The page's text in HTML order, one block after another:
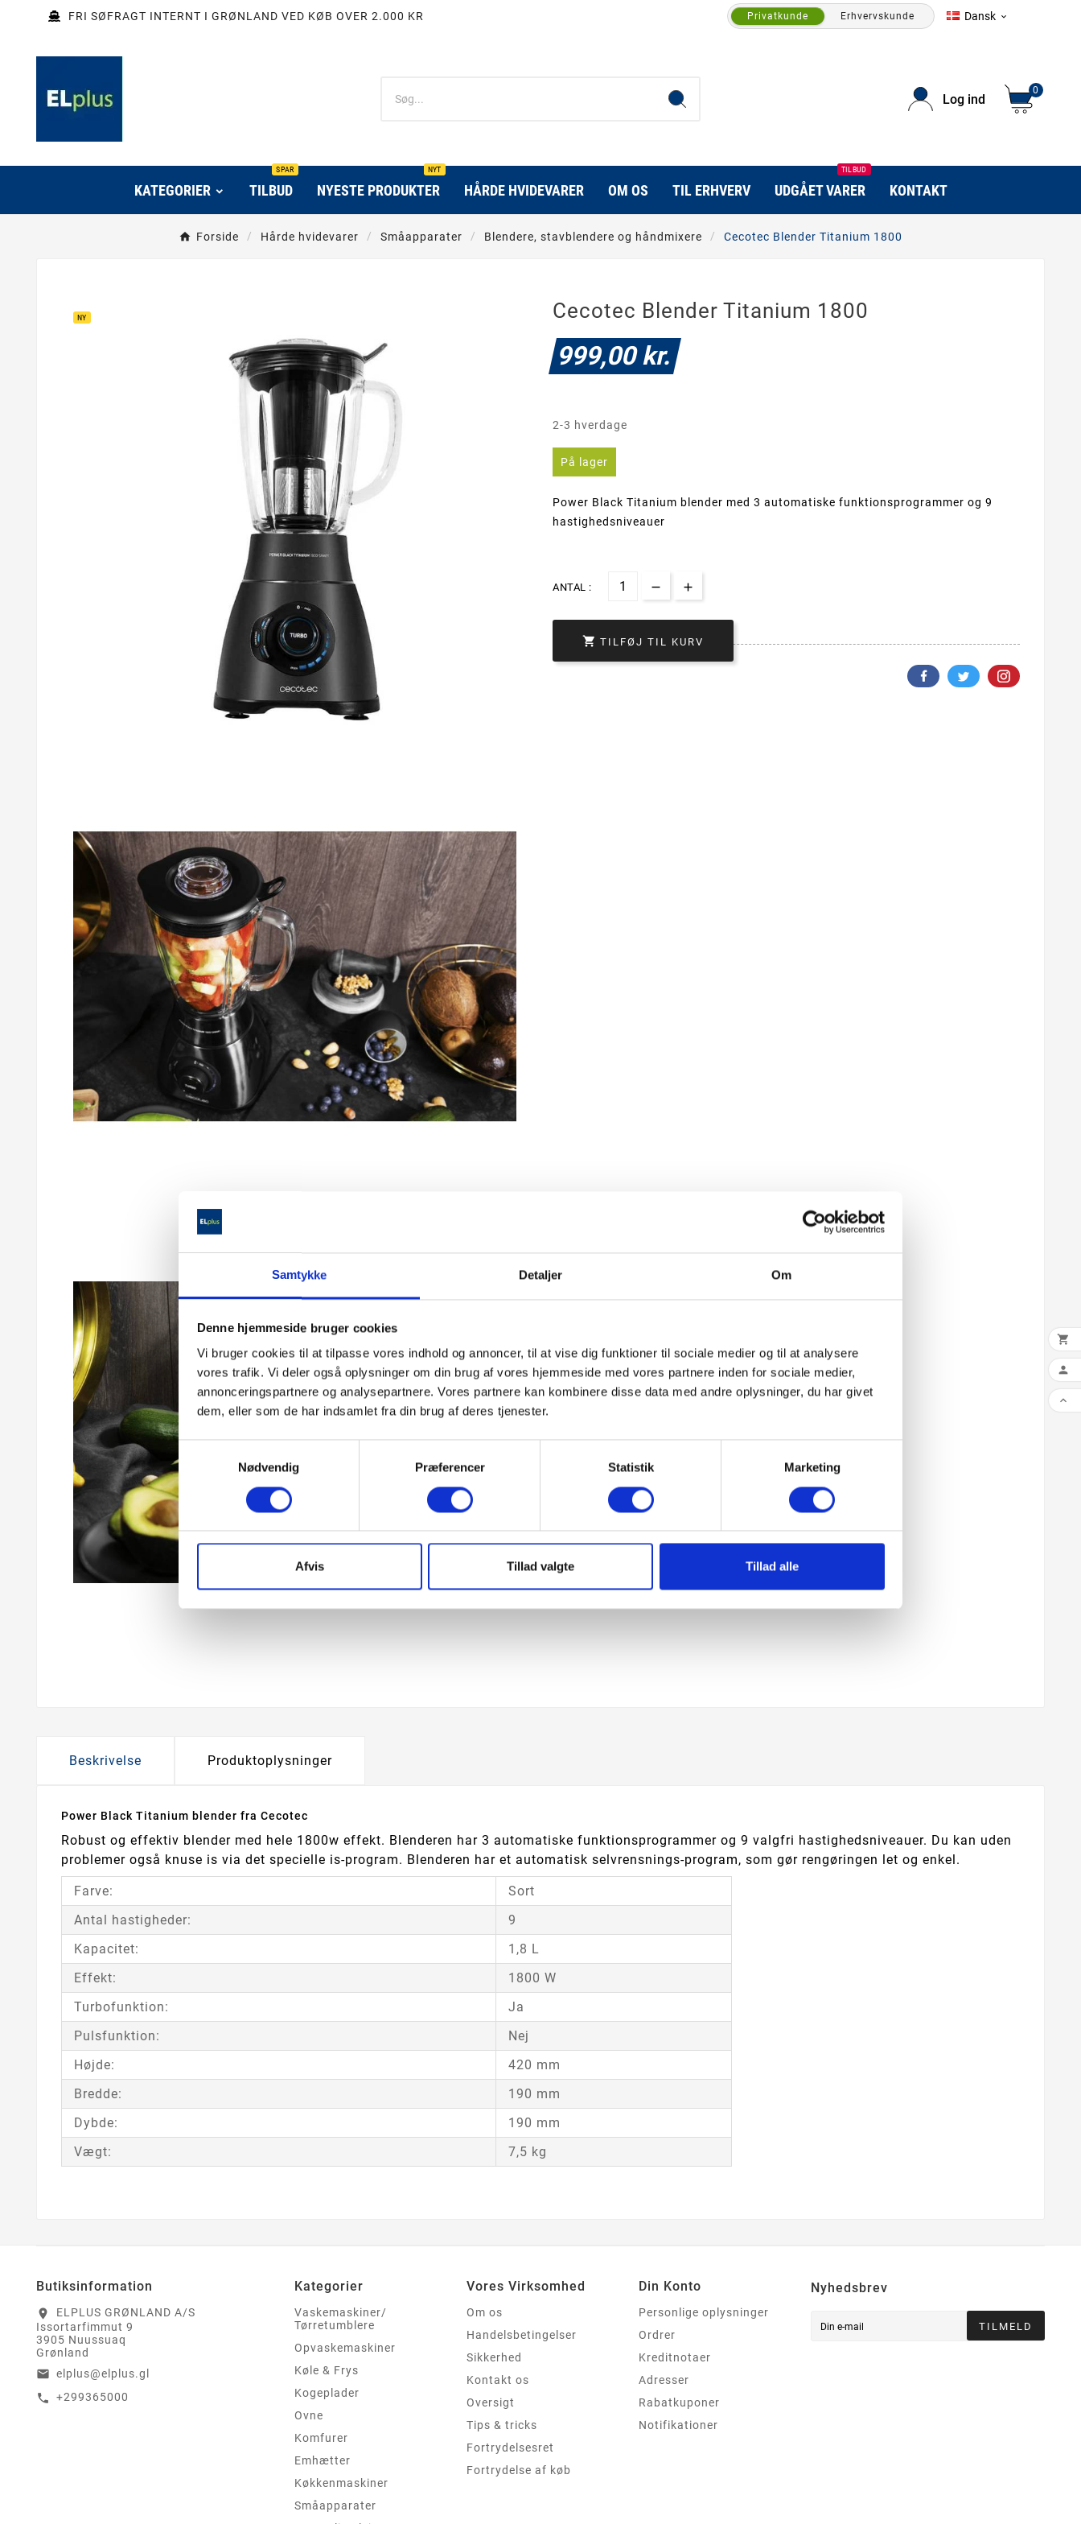
Samtykke Detaljer Om
Denne hjemmeside bruger cookies
Vi bruger cookies til at tilpasse vores indhold og annoncer, til at vise dig funktioner til sociale medier og til at analysere
vores trafik. Vi deler også oplysninger om din brug af vores hjemmeside med vores partnere inden for sociale medier,
annonceringspartnere og analysepartnere. Vores partnere kan kombinere disse data med andre oplysninger, du har givet
dem, eller som de har indsamlet fra din brug af deres tjenester.
Nødvendig
Præferencer Statistik Marketing
Afvis Tillad valgte Tillad alle
FRI SØFRAGT INTERNT I GRØNLAND VED KØB OVER 2.000 KR Privatkunde Erhvervskunde Dansk 
Log ind
0
KATEGORIER TILBUD
SPAR
NYESTE PRODUKTER
NYT
HÅRDE HVIDEVARER OM OS TIL ERHVERV UDGÅET VARER
TILBUD
KONTAKT
Forside Hårde hvidevarer Småapparater Blendere, stavblendere og håndmixere Cecotec Blender Titanium 1800
NY Cecotec Blender Titanium 1800
999,00 kr.
2-3 hverdage
På lager
Power Black Titanium blender med 3 automatiske funktionsprogrammer og 9
hastighedsniveauer
ANTAL :
 TILFØJ TIL KURV
Beskrivelse Produktoplysninger
Power Black Titanium blender fra Cecotec
Robust og effektiv blender med hele 1800w effekt. Blenderen har 3 automatiske funktionsprogrammer og 9 valgfri hastighedsniveauer. Du kan uden
problemer også knuse is via det specielle is-program. Blenderen har et automatisk selvrensnings-program, som gør rengøringen let og enkel.
Farve:
Sort
Antal hastigheder:
9
Kapacitet:
1,8 L
Effekt:
1800 W
Turbofunktion:
Ja
Pulsfunktion:
Nej
Højde:
420 mm
Bredde:
190 mm
Dybde:
190 mm
Vægt:
7,5 kg
Butiksinformation
location_on
ELPLUS GRØNLAND A/S
Issortarfimmut 9
3905 Nuussuaq
Grønland
email elplus@elplus.gl
call +299365000
Kategorier
Vaskemaskiner/
Tørretumblere
Opvaskemaskiner
Køle & Frys
Kogeplader
Ovne
Komfurer
Emhætter
Køkkenmaskiner
Småapparater
Vores Virksomhed
Om os
Handelsbetingelser
Sikkerhed
Kontakt os
Oversigt
Tips & tricks
Fortrydelsesret
Fortrydelse af køb
Din Konto
Personlige oplysninger
Ordrer
Kreditnotaer
Adresser
Rabatkuponer
Notifikationer
Nyhedsbrev
TILMELD


